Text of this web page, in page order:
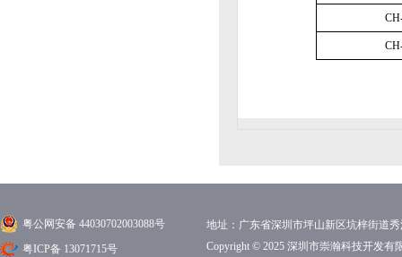
粤公网安备 44030702003088号
粤ICP备 13071715号
地址：广东省深圳市坪山新区坑梓街道
Copyright © 2025 深圳市崇瀚科技开发有